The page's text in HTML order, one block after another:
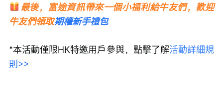
最後，富途資訊帶來一個小福利給牛友們，歡迎
牛友們領取期權新手禮包
*本活動僅限HK特邀用戶參與，點擊了解活動詳細規
則>>